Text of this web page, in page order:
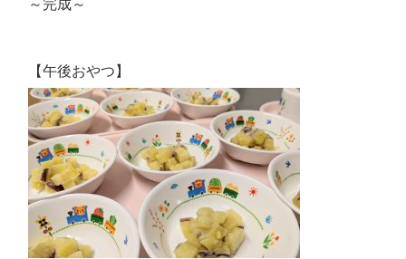
～完成～
【午後おやつ】